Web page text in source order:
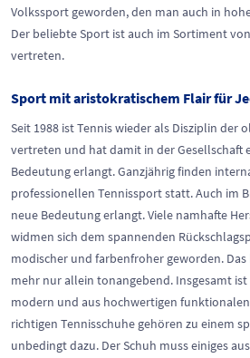
Volkssport geworden, den man auch in
Der beliebte Sport ist auch im Sortiment
vertreten.
Sport mit aristokratischem Flair für
Seit 1988 ist Tennis wieder als Disziplin der
vertreten und hat damit in der Gesellschaft
Bedeutung erlangt. Ganzjährig finden
professionellen Tennissport statt. Auch im
neue Bedeutung erlangt. Viele namhafte
widmen sich dem spannenden
modischer und farbenfroher geworden. Das
mehr nur allein tonangebend. Insgesamt
modern und aus hochwertigen
richtigen Tennisschuhe gehören zu einem
unbedingt dazu. Der Schuh muss einiges